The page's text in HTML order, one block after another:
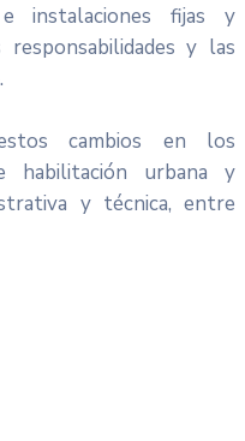
instalaciones fijas y
y las
cambios en los
habilitación urbana y
y técnica, entre